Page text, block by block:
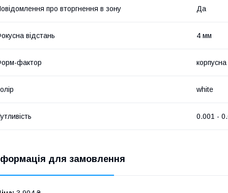
про вторгнення в зону Да
відстань 4 мм
фактор
white
0.001 -
для замовлення